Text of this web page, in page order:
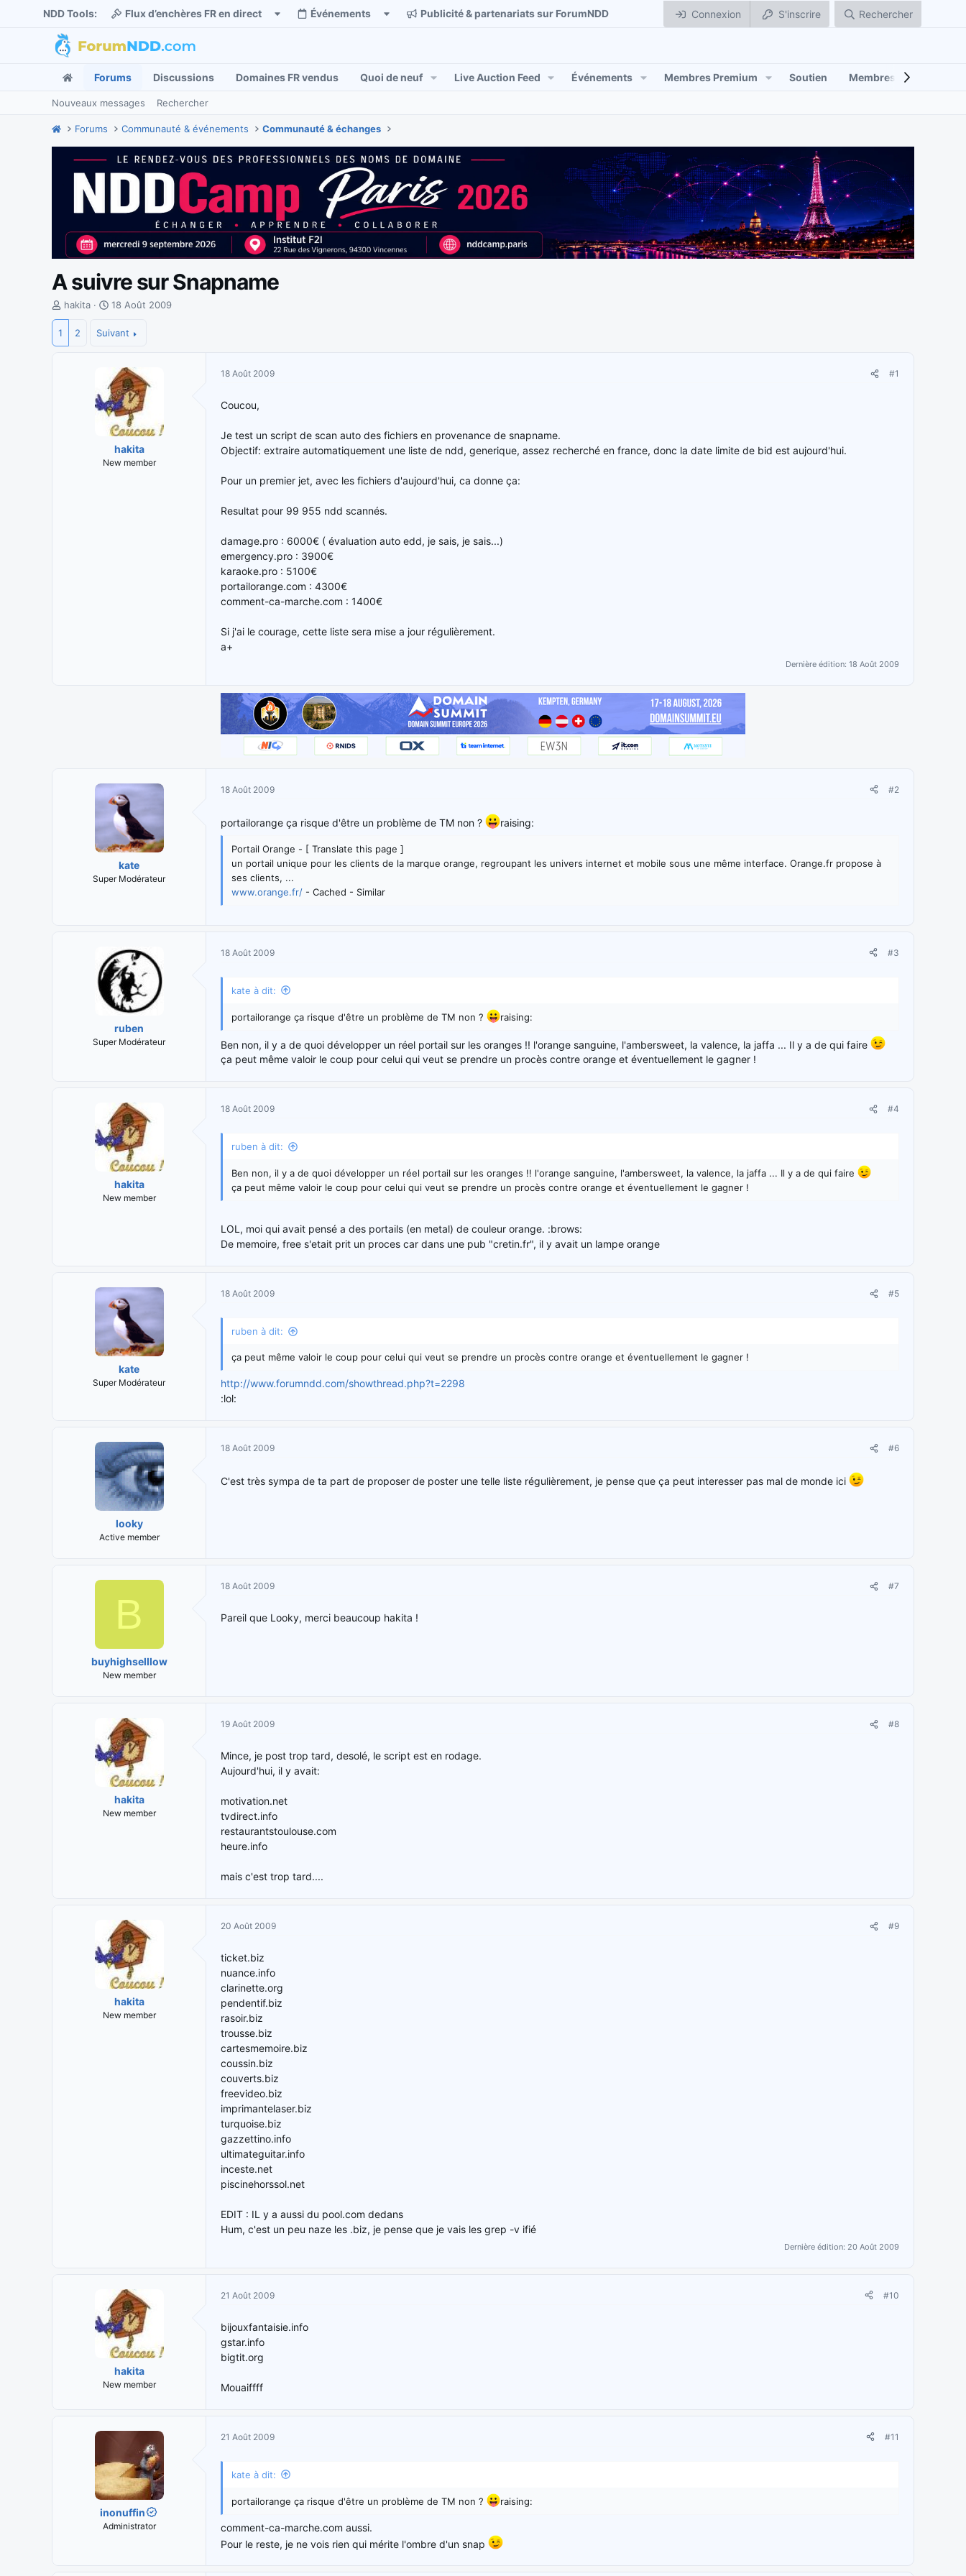
NDD Tools: Flux d’enchères FR en direct Événements Publicité & partenariats sur ForumNDD Connexion S'inscrire Rechercher
Forums Discussions Domaines FR vendus Quoi de neuf Live Auction Feed Événements Membres Premium Soutien Membres
Nouveaux messages Rechercher
Forums Communauté & événements Communauté & échanges
A suivre sur Snapname
I
n
t
hakita
D
t
e
d
é
b
u
18 Août 2009
1 2 Suivant
hakita
New member
18 Août 2009 #1
Coucou,
Je test un script de scan auto des fichiers en provenance de snapname.
Objectif: extraire automatiquement une liste de ndd, generique, assez recherché en france, donc la date limite de bid est aujourd'hui.
Pour un premier jet, avec les fichiers d'aujourd'hui, ca donne ça:
Resultat pour 99 955 ndd scannés.
damage.pro : 6000€ ( évaluation auto edd, je sais, je sais...)
emergency.pro : 3900€
karaoke.pro : 5100€
portailorange.com : 4300€
comment-ca-marche.com : 1400€
Si j'ai le courage, cette liste sera mise a jour régulièrement.
a+
Dernière édition: 18 Août 2009
kate
Super Modérateur
18 Août 2009 #2
portailorange ça risque d'être un problème de TM non ? raising:
Portail Orange - [ Translate this page ]
un portail unique pour les clients de la marque orange, regroupant les univers internet et mobile sous une même interface. Orange.fr propose à
ses clients, ...
www.orange.fr/ - Cached - Similar
ruben
Super Modérateur
18 Août 2009 #3
kate à dit:
portailorange ça risque d'être un problème de TM non ? raising:
Ben non, il y a de quoi développer un réel portail sur les oranges !! l'orange sanguine, l'ambersweet, la valence, la jaffa ... Il y a de qui faire
ça peut même valoir le coup pour celui qui veut se prendre un procès contre orange et éventuellement le gagner !
hakita
New member
18 Août 2009 #4
ruben à dit:
Ben non, il y a de quoi développer un réel portail sur les oranges !! l'orange sanguine, l'ambersweet, la valence, la jaffa ... Il y a de qui faire
ça peut même valoir le coup pour celui qui veut se prendre un procès contre orange et éventuellement le gagner !
LOL, moi qui avait pensé a des portails (en metal) de couleur orange. :brows:
De memoire, free s'etait prit un proces car dans une pub "cretin.fr", il y avait un lampe orange
kate
Super Modérateur
18 Août 2009 #5
ruben à dit:
ça peut même valoir le coup pour celui qui veut se prendre un procès contre orange et éventuellement le gagner !
http://www.forumndd.com/showthread.php?t=2298
:lol:
looky
Active member
18 Août 2009 #6
C'est très sympa de ta part de proposer de poster une telle liste régulièrement, je pense que ça peut interesser pas mal de monde ici
B
buyhighselllow
New member
18 Août 2009 #7
Pareil que Looky, merci beaucoup hakita !
hakita
New member
19 Août 2009 #8
Mince, je post trop tard, desolé, le script est en rodage.
Aujourd'hui, il y avait:
motivation.net
tvdirect.info
restaurantstoulouse.com
heure.info
mais c'est trop tard....
hakita
New member
20 Août 2009 #9
ticket.biz
nuance.info
clarinette.org
pendentif.biz
rasoir.biz
trousse.biz
cartesmemoire.biz
coussin.biz
couverts.biz
freevideo.biz
imprimantelaser.biz
turquoise.biz
gazzettino.info
ultimateguitar.info
inceste.net
piscinehorssol.net
EDIT : IL y a aussi du pool.com dedans
Hum, c'est un peu naze les .biz, je pense que je vais les grep -v ifié
Dernière édition: 20 Août 2009
hakita
New member
21 Août 2009 #10
bijouxfantaisie.info
gstar.info
bigtit.org
Mouaiffff
inonuffin
Administrator
21 Août 2009 #11
kate à dit:
portailorange ça risque d'être un problème de TM non ? raising:
comment-ca-marche.com aussi.
Pour le reste, je ne vois rien qui mérite l'ombre d'un snap